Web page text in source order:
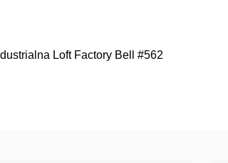
Loft Factory Bell #562